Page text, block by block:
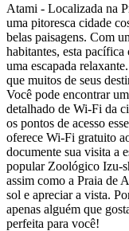
Atami - Localizada na
uma pitoresca cidade
belas paisagens. Com
habitantes, esta
uma escapada
que muitos de seus
Você pode encontrar
detalhado de Wi-Fi da
os pontos de acesso
oferece Wi-Fi gratuito
documente sua visita a
popular Zoológico Izu-
assim como a Praia de
sol e apreciar a vista.
apenas alguém que
perfeita para você!